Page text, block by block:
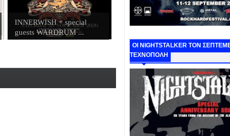
INNERWISH + special
guests WARDRUM ...
ΟΙ NIGHTSTALKER ΤΟΝ
ΤΕΧΝΟΠΟΛΗ